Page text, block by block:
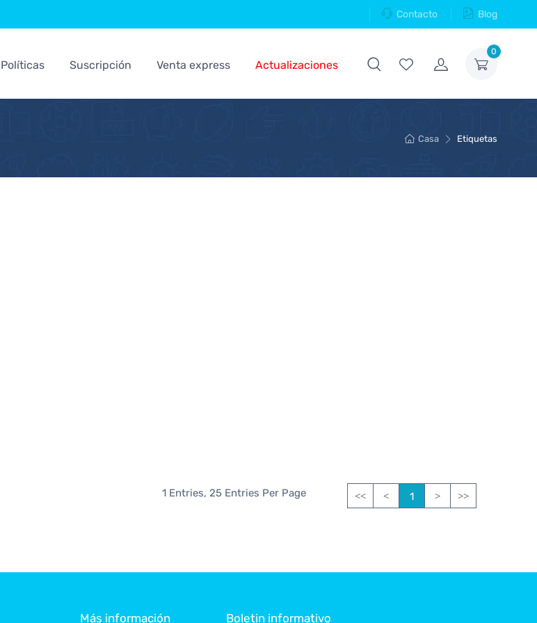
Contacto Blog
0
Políticas Suscripción Venta express Actualizaciones
Casa Etiquetas
1 Entries, 25 Entries Per Page << < 1 > >>
Más información Boletin informativo